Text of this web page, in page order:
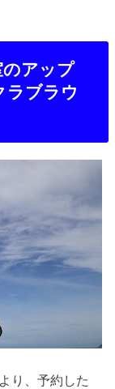
のアップ
ラブラウ
り、予約した